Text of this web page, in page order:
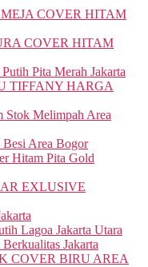
COVER HITAM
COVER HITAM
Pita Merah Jakarta
TIFFANY HARGA
Stok Melimpah Area
Area Bogor
Hitam Pita Gold
EXLUSIVE
Lagoa Jakarta Utara
Jakarta
COVER BIRU AREA